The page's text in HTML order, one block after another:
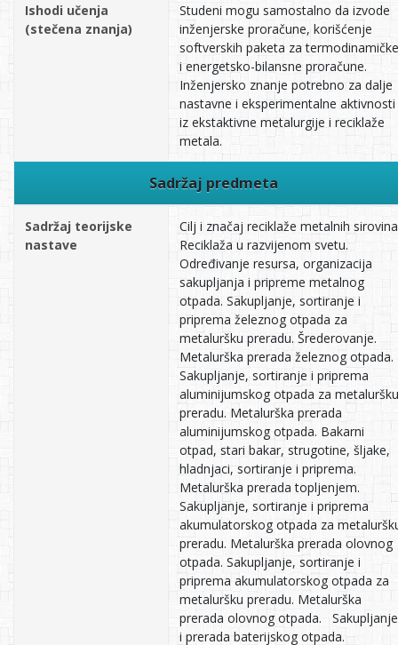
Ishodi učenja
(stečena znanja)
Studeni mogu samostalno da izvode
inženjerske proračune, korišćenje
softverskih paketa za termodinamičke
i energetsko-bilansne proračune.
Inženjersko znanje potrebno za dalje
nastavne i eksperimentalne aktivnosti
iz ekstaktivne metalurgije i reciklaže
metala.
Sadržaj predmeta
Sadržaj teorijske
nastave
Cilj i značaj reciklaže metalnih
Reciklaža u razvijenom svetu.
Određivanje resursa, organizacija
sakupljanja i pripreme metalnog
otpada. Sakupljanje, sortiranje i
priprema železnog otpada za
metaluršku preradu. Šrederovanje.
Metalurška prerada železnog otpada.
Sakupljanje, sortiranje i priprema
aluminijumskog otpada za metaluršku
preradu. Metalurška prerada
aluminijumskog otpada. Bakarni
otpad, stari bakar, strugotine, šljake,
hladnjaci, sortiranje i priprema.
Metalurška prerada topljenjem.
Sakupljanje, sortiranje i priprema
akumulatorskog otpada za
preradu. Metalurška prerada olovnog
otpada. Sakupljanje, sortiranje i
priprema akumulatorskog otpada za
metaluršku preradu. Metalurška
prerada olovnog otpada. Sakupljanje
i prerada baterijskog otpada.